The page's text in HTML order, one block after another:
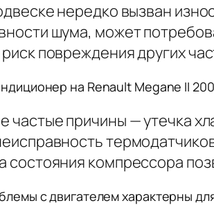
нередко вызван
шума, может
повреждения других
на Renault Megane II
частые причины — утечка
состояния компрессора
с двигателем характерны